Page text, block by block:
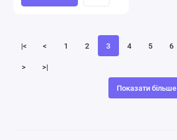
|< < 1 2 3 4 5 6
> >|
Показати більше